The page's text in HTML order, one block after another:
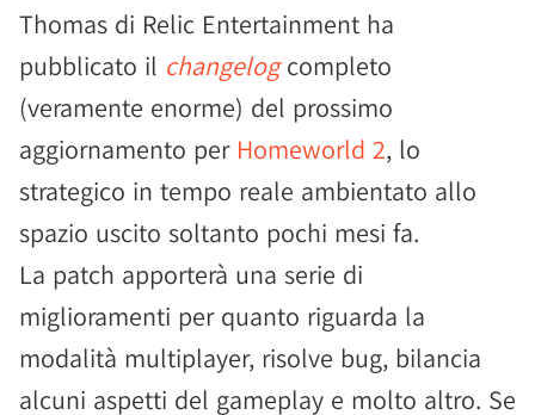
Thomas di Relic Entertainment ha
pubblicato il changelogcompleto
(veramente enorme) del prossimo
aggiornamento per Homeworld 2, lo
strategico in tempo reale ambientato allo
spazio uscito soltanto pochi mesi fa.
La patch apporterà una serie di
miglioramenti per quanto riguarda la
modalità multiplayer, risolve bug, bilancia
alcuni aspetti del gameplay e molto altro. Se